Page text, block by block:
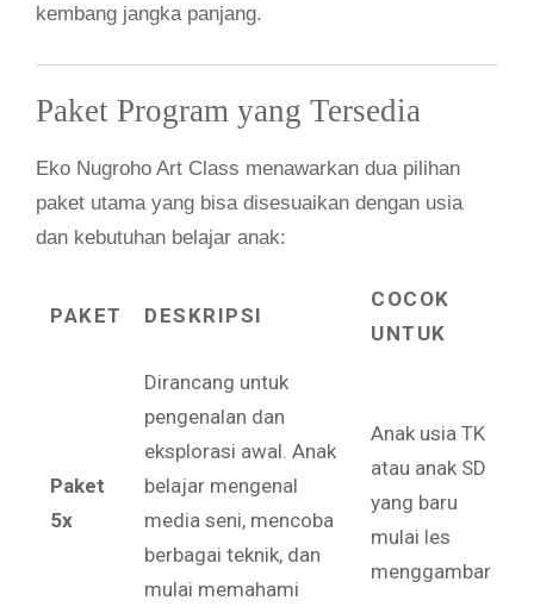
kembang jangka panjang.
Paket Program yang Tersedia
Eko Nugroho Art Class menawarkan dua pilihan
paket utama yang bisa disesuaikan dengan usia
dan kebutuhan belajar anak:
PAKET DESKRIPSI
COCOK
UNTUK
Paket
5x
Dirancang untuk
pengenalan dan
eksplorasi awal. Anak
belajar mengenal
media seni, mencoba
berbagai teknik, dan
mulai memahami
Anak usia TK
atau anak SD
yang baru
mulai les
menggambar